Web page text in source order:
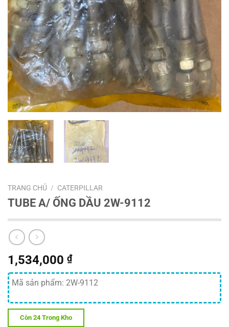
TRANG CHỦ / CATERPILLAR
TUBE A/ ỐNG DẦU 2W-9112
1,534,000 ₫
Mã sản phẩm: 2W-9112
Còn 24 Trong Kho